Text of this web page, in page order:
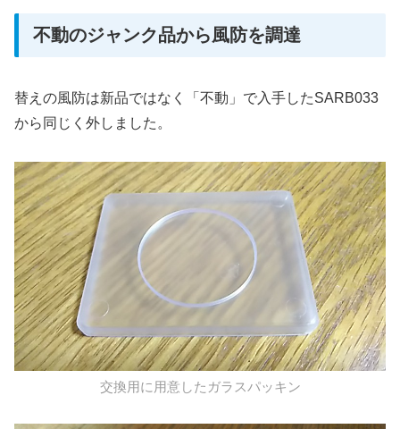
不動のジャンク品から風防を調達
替えの風防は新品ではなく「不動」で入手したSARB033
から同じく外しました。
交換用に用意したガラスパッキン